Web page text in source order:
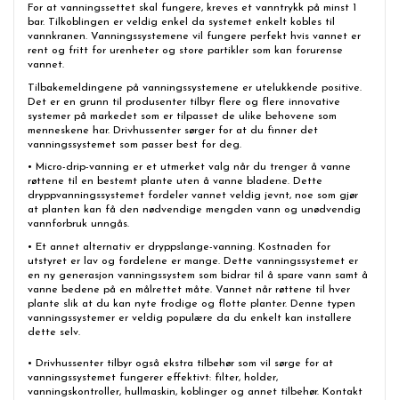
For at vanningssettet skal fungere, kreves et vanntrykk på minst 1
bar. Tilkoblingen er veldig enkel da systemet enkelt kobles til
vannkranen. Vanningssystemene vil fungere perfekt hvis vannet er
rent og fritt for urenheter og store partikler som kan forurense
vannet.
Tilbakemeldingene på vanningssystemene er utelukkende positive.
Det er en grunn til produsenter tilbyr flere og flere innovative
systemer på markedet som er tilpasset de ulike behovene som
menneskene har. Drivhussenter sørger for at du finner det
vanningssystemet som passer best for deg.
• Micro-drip-vanning er et utmerket valg når du trenger å vanne
røttene til en bestemt plante uten å vanne bladene. Dette
dryppvanningssystemet fordeler vannet veldig jevnt, noe som gjør
at planten kan få den nødvendige mengden vann og unødvendig
vannforbruk unngås.
• Et annet alternativ er dryppslange-vanning. Kostnaden for
utstyret er lav og fordelene er mange. Dette vanningssystemet er
en ny generasjon vanningssystem som bidrar til å spare vann samt å
vanne bedene på en målrettet måte. Vannet når røttene til hver
plante slik at du kan nyte frodige og flotte planter. Denne typen
vanningssystemer er veldig populære da du enkelt kan installere
dette selv.
• Drivhussenter tilbyr også ekstra tilbehør som vil sørge for at
vanningssystemet fungerer effektivt: filter, holder,
vanningskontroller, hullmaskin, koblinger og annet tilbehør. Kontakt